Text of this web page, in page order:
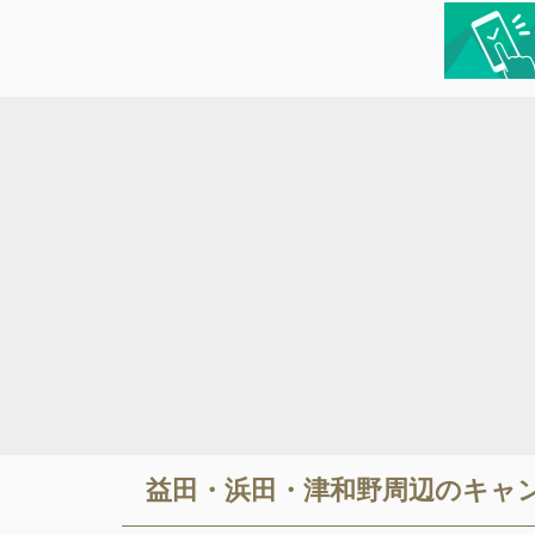
益田・浜田・津和野周辺のキャ